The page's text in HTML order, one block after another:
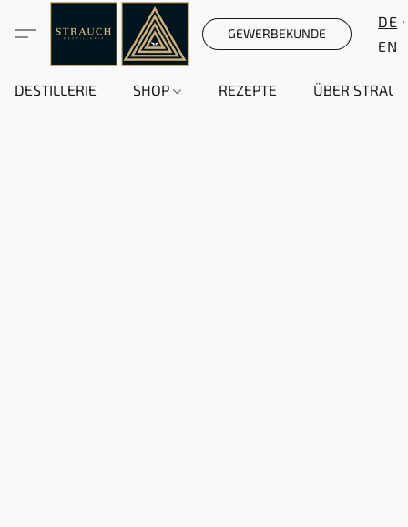
GEWERBEKUNDE
DE
EN
DESTILLERIE SHOP REZEPTE ÜBER